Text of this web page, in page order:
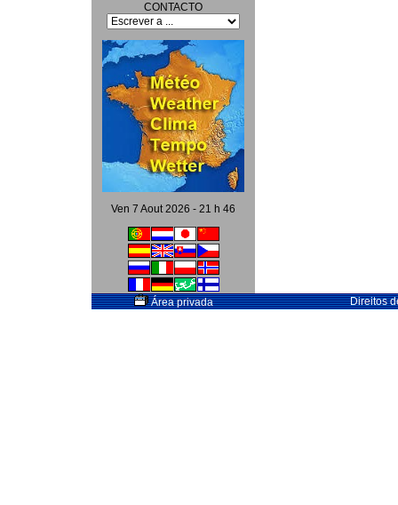
CONTACTO
Ven 7 Aout 2026 - 21 h 46
Área privada Direitos